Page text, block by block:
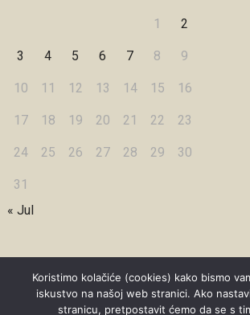
1 2
3 4 5 6 7 8 9
10 11 12 13 14 15 16
17 18 19 20 21 22 23
24 25 26 27 28 29 30
31
« Jul
Copyright © 2026 Under Dreamskies
Koristimo kolačiće (cookies) kako bismo
iskustvo na našoj web stranici. Ako
stranicu, pretpostavit ćemo da se s